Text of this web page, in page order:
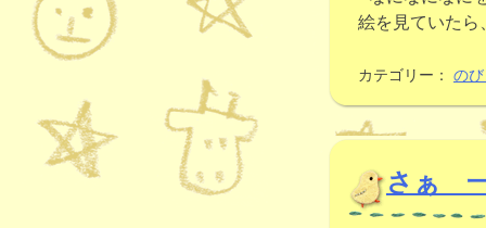
絵を見ていたら
カテゴリー： の
さぁ